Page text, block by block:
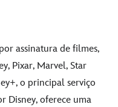
assinatura de filmes,
Pixar, Marvel, Star
o principal serviço
Disney, oferece uma